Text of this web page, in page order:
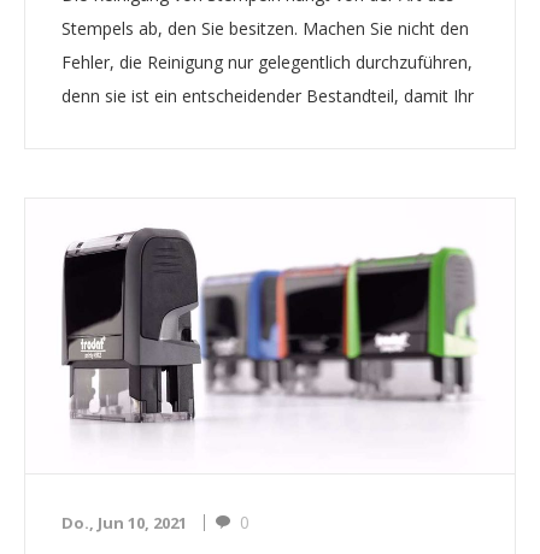
Stempels ab, den Sie besitzen. Machen Sie nicht den
Fehler, die Reinigung nur gelegentlich durchzuführen,
denn sie ist ein entscheidender Bestandteil, damit Ihr
Do., Jun 10, 2021 0